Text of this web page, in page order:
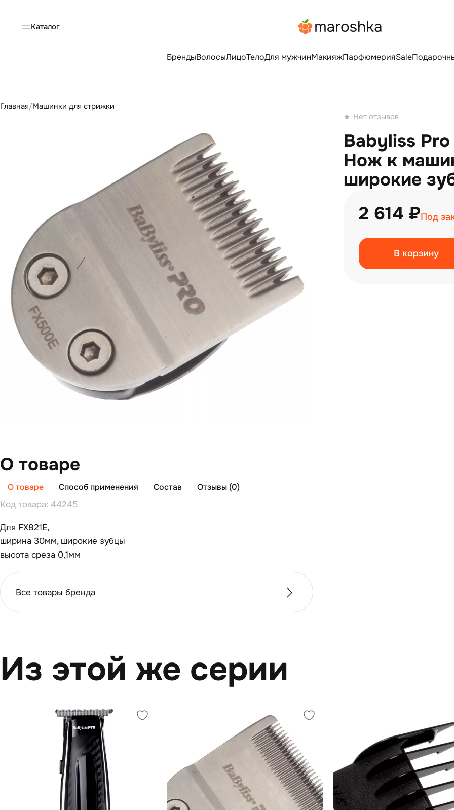
Каталог
БрендыВолосыЛицоТелоДля мужчинМакияжПарфюмерияSale
Главная/Машинки для стрижки
Нет отзывов
Babyliss Pro
Нож к
широкие
2 614 ₽Под
В корзину
О товаре
О товаре Способ применения Состав
Отзывы (0)
Код товара: 44245
Для FX821E,
ширина 30мм, широкие зубцы
высота среза 0,1мм
Все товары бренда
Из этой же серии